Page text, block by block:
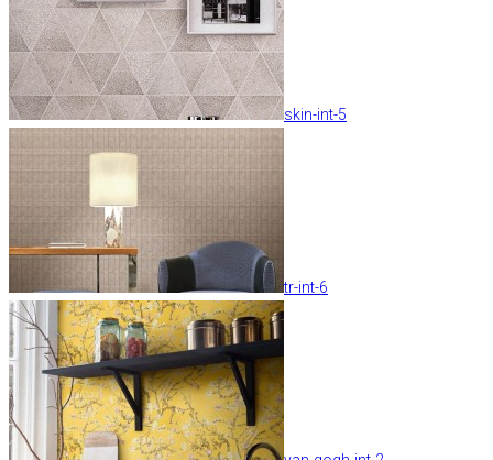
skin-int-5
tr-int-6